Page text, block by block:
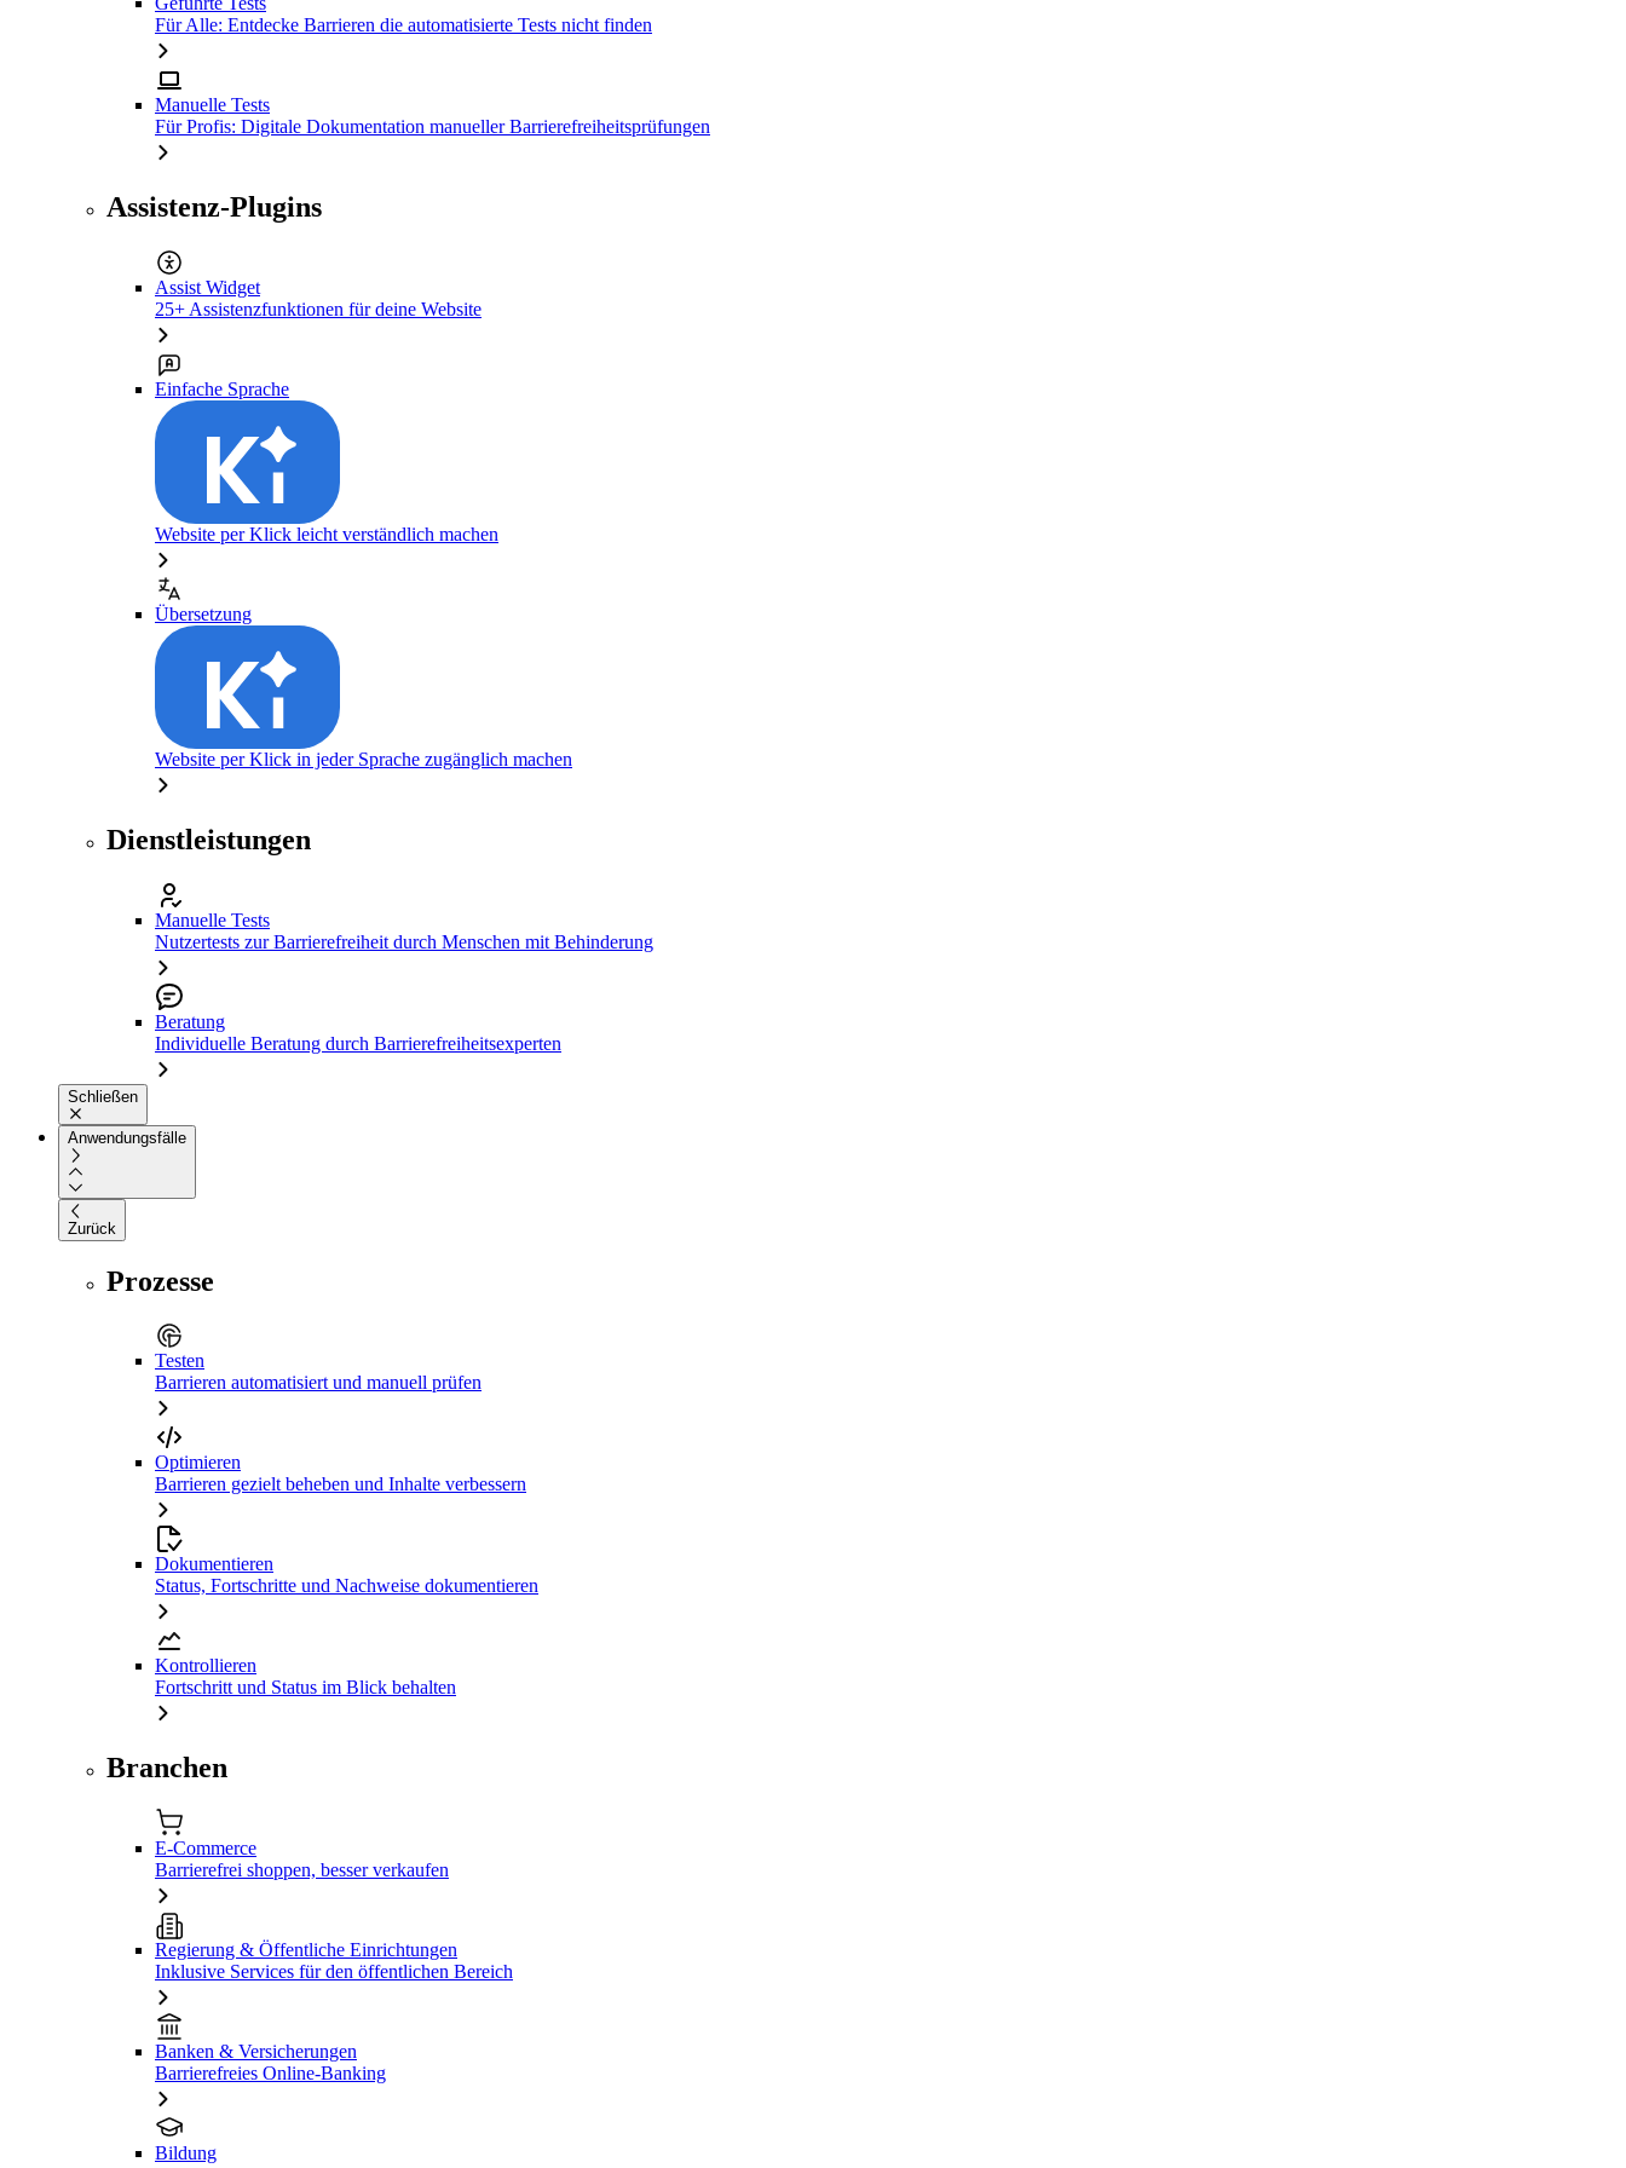
Für Alle: Entdecke Barrieren die automatisierte Tests nicht finden
Manuelle Tests
Für Profis: Digitale Dokumentation manueller Barrierefreiheitsprüfungen
Assistenz-Plugins
Assist Widget
25+ Assistenzfunktionen für deine Website
Einfache Sprache
Website per Klick leicht verständlich machen
Übersetzung
Website per Klick in jeder Sprache zugänglich machen
Dienstleistungen
Manuelle Tests
Nutzertests zur Barrierefreiheit durch Menschen mit Behinderung
Beratung
Individuelle Beratung durch Barrierefreiheitsexperten
Schließen
Anwendungsfälle
Zurück
Prozesse
Testen
Barrieren automatisiert und manuell prüfen
Optimieren
Barrieren gezielt beheben und Inhalte verbessern
Dokumentieren
Status, Fortschritte und Nachweise dokumentieren
Kontrollieren
Fortschritt und Status im Blick behalten
Branchen
E-Commerce
Barrierefrei shoppen, besser verkaufen
Regierung & Öffentliche Einrichtungen
Inklusive Services für den öffentlichen Bereich
Banken & Versicherungen
Barrierefreies Online-Banking
Bildung